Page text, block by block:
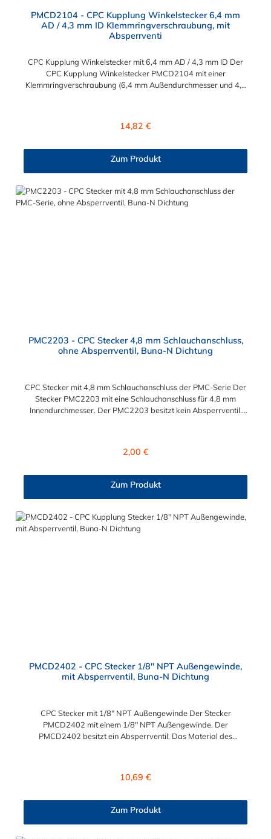
PMCD2104 - CPC Kupplung Winkelstecker 6,4 mm
AD / 4,3 mm ID Klemmringverschraubung, mit
Absperrventi
CPC Kupplung Winkelstecker mit 6,4 mm AD / 4,3 mm ID Der
CPC Kupplung Winkelstecker PMCD2104 mit einer
Klemmringverschraubung (6,4 mm Außendurchmesser und 4,3
mit dem O-Ring, hat ein Maß von ≈ 7,9 mm. Sie können diesen
MC- Serie kombinieren.
Regulärer Preis:
14,82 €
Zum Produkt
PMC2203 - CPC Stecker 4,8 mm Schlauchanschluss,
ohne Absperrventil, Buna-N Dichtung
CPC Stecker mit 4,8 mm Schlauchanschluss der PMC-Serie Der
Stecker PMC2203 mit eine Schlauchanschluss für 4,8 mm
Innendurchmesser. Der PMC2203 besitzt kein Absperrventil.
Kupplungen der PMC-, PMC12- und MC- Serie kombinieren.
Regulärer Preis:
2,00 €
Zum Produkt
PMCD2402 - CPC Stecker 1/8" NPT Außengewinde,
mit Absperrventil, Buna-N Dichtung
CPC Stecker mit 1/8" NPT Außengewinde Der Stecker
PMCD2402 mit einem 1/8" NPT Außengewinde. Der
PMCD2402 besitzt ein Absperrventil. Das Material des
der PMC-, PMC12- und MC- Serie kombinieren.
Regulärer Preis:
10,69 €
Zum Produkt